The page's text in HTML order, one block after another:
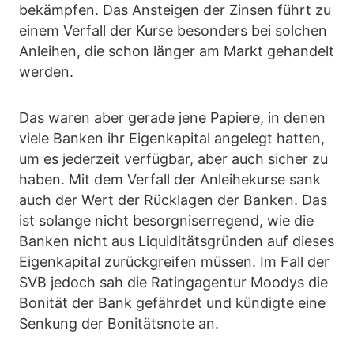
bekämpfen. Das Ansteigen der Zinsen führt zu
einem Verfall der Kurse besonders bei solchen
Anleihen, die schon länger am Markt gehandelt
werden.
Das waren aber gerade jene Papiere, in denen
viele Banken ihr Eigenkapital angelegt hatten,
um es jederzeit verfügbar, aber auch sicher zu
haben. Mit dem Verfall der Anleihekurse sank
auch der Wert der Rücklagen der Banken. Das
ist solange nicht besorgniserregend, wie die
Banken nicht aus Liquiditätsgründen auf dieses
Eigenkapital zurückgreifen müssen. Im Fall der
SVB jedoch sah die Ratingagentur Moodys die
Bonität der Bank gefährdet und kündigte eine
Senkung der Bonitätsnote an.